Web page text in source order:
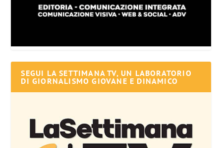
SEGUI LA SETTIMANA TV, UN LABORATORIO
DI GIORNALISMO GIOVANE E DINAMICO